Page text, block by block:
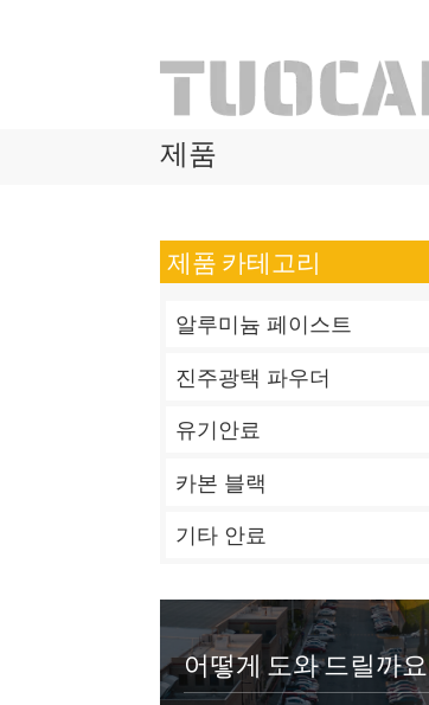
제품
제품 카테고리
알루미늄 페이스트
진주광택 파우더
유기안료
카본 블랙
기타 안료
어떻게 도와 드릴까요